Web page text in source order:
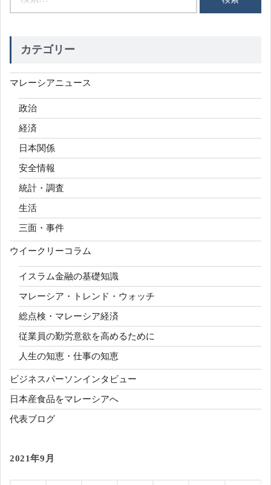
カテゴリー
マレーシアニュース
政治
経済
日本関係
安全情報
統計・調査
生活
三面・事件
ウイークリーコラム
イスラム金融の基礎知識
マレーシア・トレンド・ウォッチ
総点検・マレーシア経済
従業員の勤労意欲を高めるために
人生の知恵・仕事の知恵
ビジネスパーソンインタビュー
日本産食品をマレーシアへ
代表ブログ
2021年9月